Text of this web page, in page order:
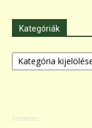
Kategóriák
Kategóriák